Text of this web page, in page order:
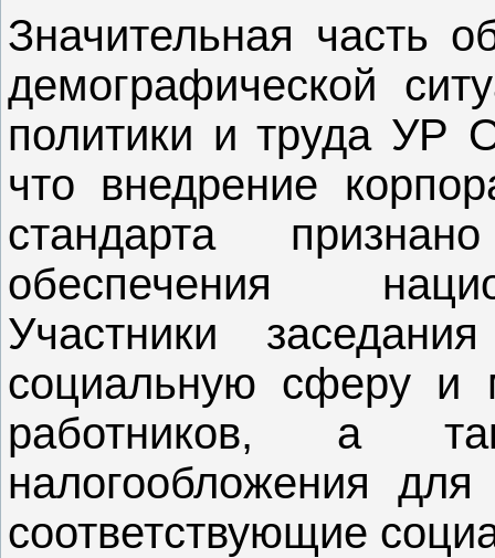
Значительная часть
демографической
политики и труда УР
что внедрение
стандарта
обеспечения
Участники
социальную сферу и
работников, а
налогообложения
соответствующие